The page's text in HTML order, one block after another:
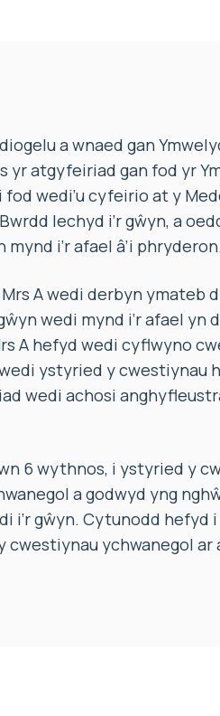
a wnaed gan
yr atgyfeiriad gan fod yr
wedi’u cyfeirio at y
Iechyd i’r gŵyn, a
i’r afael â’i
A wedi derbyn ymateb
wedi mynd i’r afael yn
A hefyd wedi cyflwyno
ystyried y cwestiynau
wedi achosi
6 wythnos, i ystyried y
a godwyd yng
i’r gŵyn. Cytunodd hefyd
cwestiynau ychwanegol